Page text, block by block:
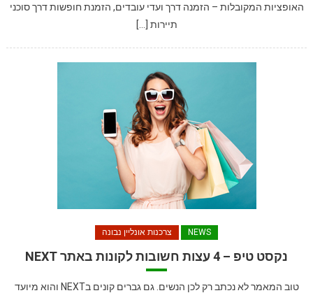
האופציות המקובלות – הזמנה דרך ועדי עובדים, הזמנת חופשות דרך סוכני
תיירות […]
NEWS צרכנות אונליין נבונה
נקסט טיפ – 4 עצות חשובות לקונות באתר NEXT
טוב המאמר לא נכתב רק לכן הנשים. גם גברים קונים בNEXT והוא מיועד